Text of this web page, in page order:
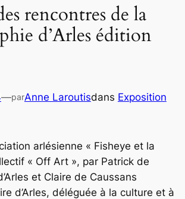
rencontres de la
d’Arles édition
—parAnne Laroutisdans Exposition
arlésienne « Fisheye et la
« Off Art », par Patrick de
et Claire de Caussans
d’Arles, déléguée à la culture et à